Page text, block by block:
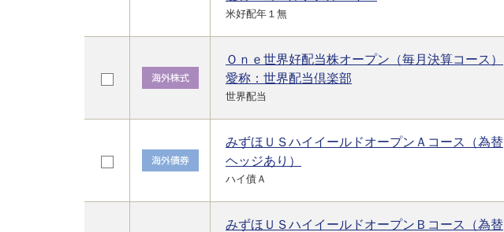
米好配年１無
Ｏｎｅ世界好配当株オープン（毎月決算コース）
愛称：世界配当倶楽部
世界配当
みずほＵＳハイイールドオープンＡコース（為替
ヘッジあり）
ハイ債Ａ
みずほＵＳハイイールドオープンＢコース（為替